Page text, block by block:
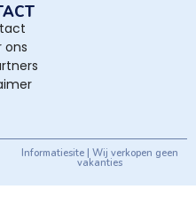
ons
Informatiesite | Wij verkopen geen
vakanties